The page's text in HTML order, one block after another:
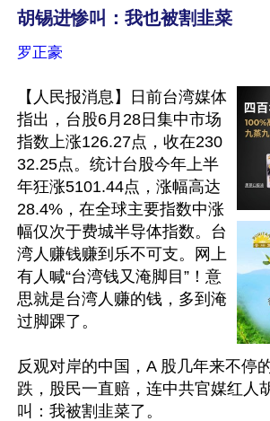
胡锡进惨叫：我也被割韭菜
罗正豪
【人民报消息】日前台湾媒体
指出，台股6月28日集中市场
指数上涨126.27点，收在230
32.25点。统计台股今年上半
年狂涨5101.44点，涨幅高达
28.4%，在全球主要指数中涨
幅仅次于费城半导体指数。台
湾人赚钱赚到乐不可支。网上
有人喊“台湾钱又淹脚目”！意
思就是台湾人赚的钱，多到淹
过脚踝了。
反观对岸的中国，A 股几年来不停
跌，股民一直赔，连中共官媒红人
叫：我被割韭菜了。